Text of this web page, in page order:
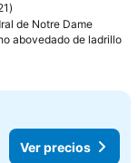
de Notre Dame
abovedado de ladrillo
Ver precios